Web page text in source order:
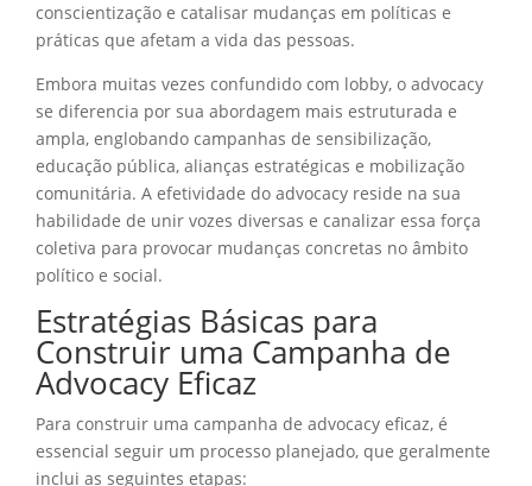
conscientização e catalisar mudanças em políticas e
práticas que afetam a vida das pessoas.
Embora muitas vezes confundido com lobby, o advocacy
se diferencia por sua abordagem mais estruturada e
ampla, englobando campanhas de sensibilização,
educação pública, alianças estratégicas e mobilização
comunitária. A efetividade do advocacy reside na sua
habilidade de unir vozes diversas e canalizar essa força
coletiva para provocar mudanças concretas no âmbito
político e social.
Estratégias Básicas para
Construir uma Campanha de
Advocacy Eficaz
Para construir uma campanha de advocacy eficaz, é
essencial seguir um processo planejado, que geralmente
inclui as seguintes etapas: